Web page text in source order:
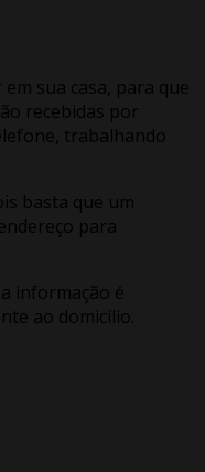
sua casa, para que
recebidas por
trabalhando
basta que um
para
informação é
ao domicílio.